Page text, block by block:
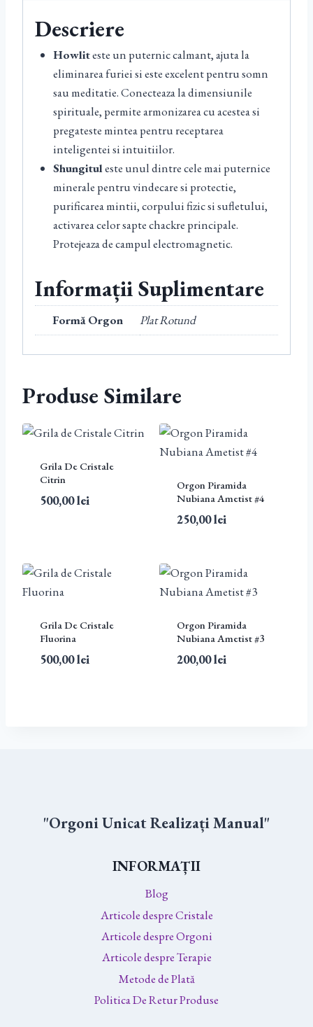
Descriere
Howliteste un puternic calmant, ajuta la
eliminarea furiei si este excelent pentru somn
sau meditatie. Conecteaza la dimensiunile
spirituale, permite armonizarea cu acestea si
pregateste mintea pentru receptarea
inteligentei si intuitiilor.
Shungituleste unul dintre cele mai puternice
minerale pentru vindecare si protectie,
purificarea mintii, corpului fizic si sufletului,
activarea celor sapte chackre principale.
Protejeaza de campul electromagnetic.
Informații Suplimentare
Formă Orgon Plat Rotund
Produse Similare
Grila De Cristale
Citrin
500,00lei
Orgon Piramida
Nubiana Ametist #4
250,00lei
Grila De Cristale
Fluorina
500,00lei
Orgon Piramida
Nubiana Ametist #3
200,00lei
"Orgoni Unicat Realizați Manual"
INFORMAȚII
Blog
Articole despre Cristale
Articole despre Orgoni
Articole despre Terapie
Metode de Plată
Politica De Retur Produse